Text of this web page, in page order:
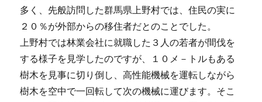
多く、先般訪問した群馬県上野村では、住民の実に
２０％が外部からの移住者だとのことでした。
上野村では林業会社に就職した３人の若者が間伐を
する様子を見学したのですが、１０メ－トルもある
樹木を見事に切り倒し、高性能機械を運転しながら
樹木を空中で一回転して次の機械に運びます。そこ